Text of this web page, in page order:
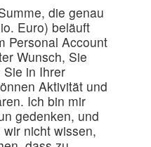
die genau
Euro) beläuft
Personal Account
Wunsch, Sie
Sie in Ihrer
Aktivität und
Ich bin mir
gedenken, und
nicht wissen,